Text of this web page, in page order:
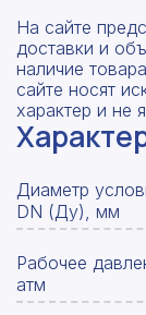
На сайте
доставки и
наличие
сайте носят
характер и не
Диаметр
DN (Ду), мм
Рабочее
атм